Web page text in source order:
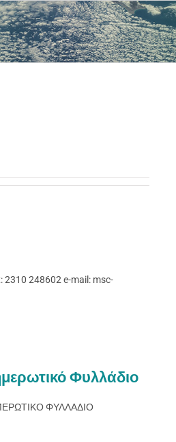
2310 248602 e-mail: msc-
Φυλλάδιο
ΦΥΛΛΑΔΙΟ